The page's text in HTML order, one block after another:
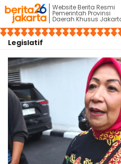
Website Berita Resmi
Pemerintah Provinsi
Daerah Khusus
Legislatif